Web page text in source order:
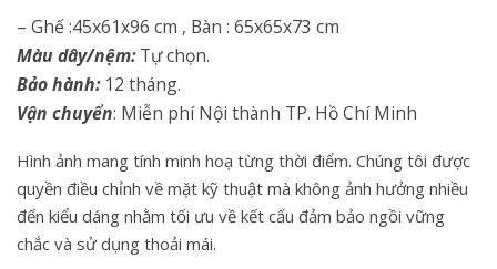
– Ghế :45x61x96 cm , Bàn : 65x65x73 cm
Màu dây/nệm:Tự chọn.
Bảo hành:12 tháng.
Vận chuyển: Miễn phí Nội thành TP. Hồ Chí Minh
Hình ảnh mang tính minh hoạ từng thời điểm. Chúng tôi được
quyền điều chỉnh về mặt kỹ thuật mà không ảnh hưởng nhiều
đến kiểu dáng nhằm tối ưu về kết cấu đảm bảo ngồi vững
chắc và sử dụng thoải mái.